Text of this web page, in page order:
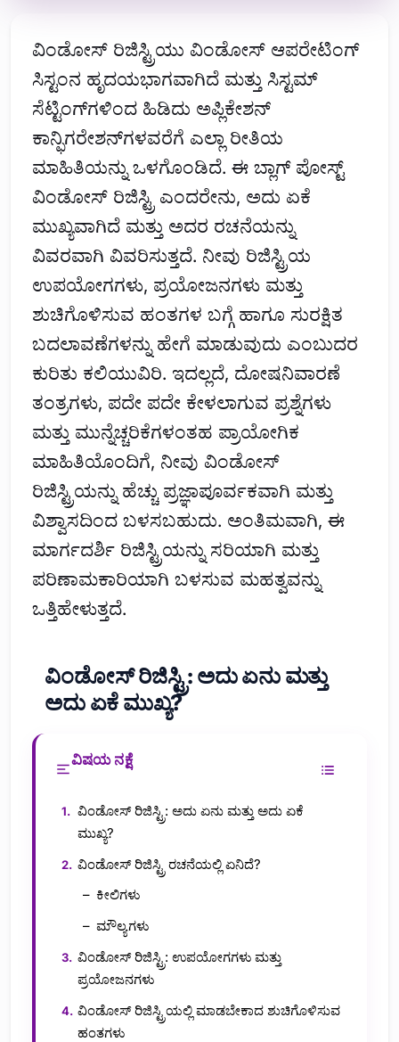
ವಿಂಡೋಸ್ ರಿಜಿಸ್ಟ್ರಿಯು ವಿಂಡೋಸ್ ಆಪರೇಟಿಂಗ್
ಸಿಸ್ಟಂನ ಹೃದಯಭಾಗವಾಗಿದೆ ಮತ್ತು ಸಿಸ್ಟಮ್
ಸೆಟ್ಟಿಂಗ್‌ಗಳಿಂದ ಹಿಡಿದು ಅಪ್ಲಿಕೇಶನ್
ಕಾನ್ಫಿಗರೇಶನ್‌ಗಳವರೆಗೆ ಎಲ್ಲಾ ರೀತಿಯ
ಮಾಹಿತಿಯನ್ನು ಒಳಗೊಂಡಿದೆ. ಈ ಬ್ಲಾಗ್ ಪೋಸ್ಟ್
ವಿಂಡೋಸ್ ರಿಜಿಸ್ಟ್ರಿ ಎಂದರೇನು, ಅದು ಏಕೆ
ಮುಖ್ಯವಾಗಿದೆ ಮತ್ತು ಅದರ ರಚನೆಯನ್ನು
ವಿವರವಾಗಿ ವಿವರಿಸುತ್ತದೆ. ನೀವು ರಿಜಿಸ್ಟ್ರಿಯ
ಉಪಯೋಗಗಳು, ಪ್ರಯೋಜನಗಳು ಮತ್ತು
ಶುಚಿಗೊಳಿಸುವ ಹಂತಗಳ ಬಗ್ಗೆ ಹಾಗೂ ಸುರಕ್ಷಿತ
ಬದಲಾವಣೆಗಳನ್ನು ಹೇಗೆ ಮಾಡುವುದು ಎಂಬುದರ
ಕುರಿತು ಕಲಿಯುವಿರಿ. ಇದಲ್ಲದೆ, ದೋಷನಿವಾರಣೆ
ತಂತ್ರಗಳು, ಪದೇ ಪದೇ ಕೇಳಲಾಗುವ ಪ್ರಶ್ನೆಗಳು
ಮತ್ತು ಮುನ್ನೆಚ್ಚರಿಕೆಗಳಂತಹ ಪ್ರಾಯೋಗಿಕ
ಮಾಹಿತಿಯೊಂದಿಗೆ, ನೀವು ವಿಂಡೋಸ್
ರಿಜಿಸ್ಟ್ರಿಯನ್ನು ಹೆಚ್ಚು ಪ್ರಜ್ಞಾಪೂರ್ವಕವಾಗಿ ಮತ್ತು
ವಿಶ್ವಾಸದಿಂದ ಬಳಸಬಹುದು. ಅಂತಿಮವಾಗಿ, ಈ
ಮಾರ್ಗದರ್ಶಿ ರಿಜಿಸ್ಟ್ರಿಯನ್ನು ಸರಿಯಾಗಿ ಮತ್ತು
ಪರಿಣಾಮಕಾರಿಯಾಗಿ ಬಳಸುವ ಮಹತ್ವವನ್ನು
ಒತ್ತಿಹೇಳುತ್ತದೆ.
ವಿಂಡೋಸ್ ರಿಜಿಸ್ಟ್ರಿ: ಅದು ಏನು ಮತ್ತು
ಅದು ಏಕೆ ಮುಖ್ಯ?
ವಿಷಯ ನಕ್ಷೆ
ವಿಂಡೋಸ್ ರಿಜಿಸ್ಟ್ರಿ: ಅದು ಏನು ಮತ್ತು ಅದು ಏಕೆ
ಮುಖ್ಯ?
ವಿಂಡೋಸ್ ರಿಜಿಸ್ಟ್ರಿ ರಚನೆಯಲ್ಲಿ ಏನಿದೆ?
ಕೀಲಿಗಳು
ಮೌಲ್ಯಗಳು
ವಿಂಡೋಸ್ ರಿಜಿಸ್ಟ್ರಿ: ಉಪಯೋಗಗಳು ಮತ್ತು
ಪ್ರಯೋಜನಗಳು
ವಿಂಡೋಸ್ ರಿಜಿಸ್ಟ್ರಿಯಲ್ಲಿ ಮಾಡಬೇಕಾದ ಶುಚಿಗೊಳಿಸುವ
ಹಂತಗಳು